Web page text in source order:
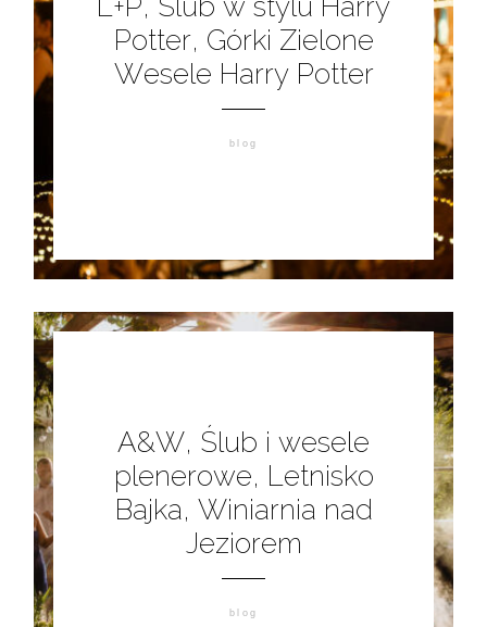
L+P, Ślub w stylu Harry
Potter, Górki Zielone
Wesele Harry Potter
blog
A&W, Ślub i wesele
plenerowe, Letnisko
Bajka, Winiarnia nad
Jeziorem
blog